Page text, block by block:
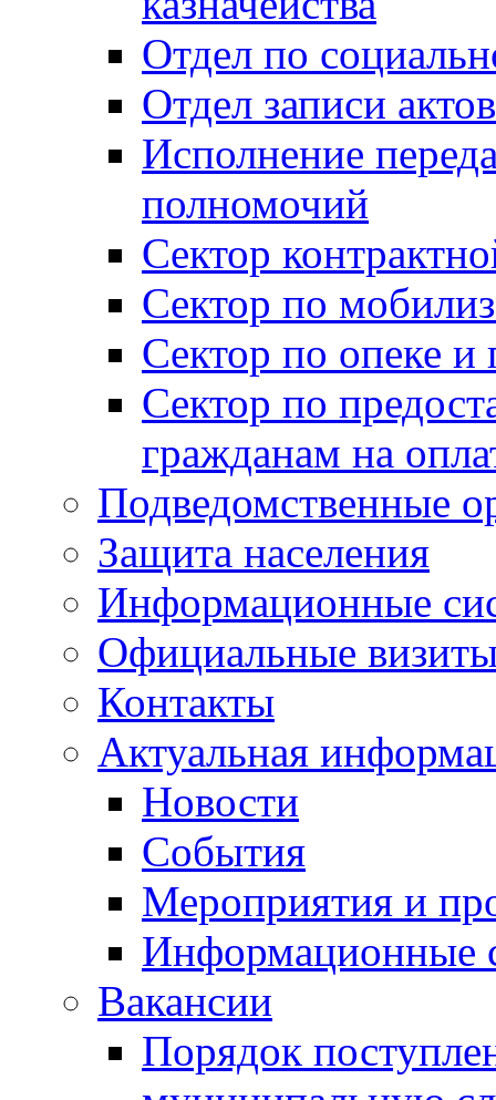
Отдел по
Отдел записи
Исполнение
полномочий
Сектор
Сектор по
Сектор по опеке и
Сектор по
гражданам на
Подведомственные
Защита населения
Информационные
Официальные
Контакты
Актуальная
Новости
События
Мероприятия и
Информационные
Вакансии
Порядок